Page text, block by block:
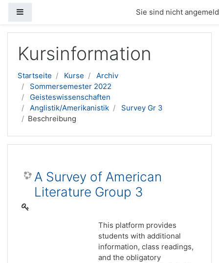
Sie sind nicht
Kursinformation
Startseite Kurse
Archiv
Sommersemester 2022
Geisteswissenschaften
Anglistik/Amerikanistik
Survey Gr 3
Beschreibung
A Survey of American
Literature Group 3
This platform provides
students with additional
information, class readings,
and the obligatory